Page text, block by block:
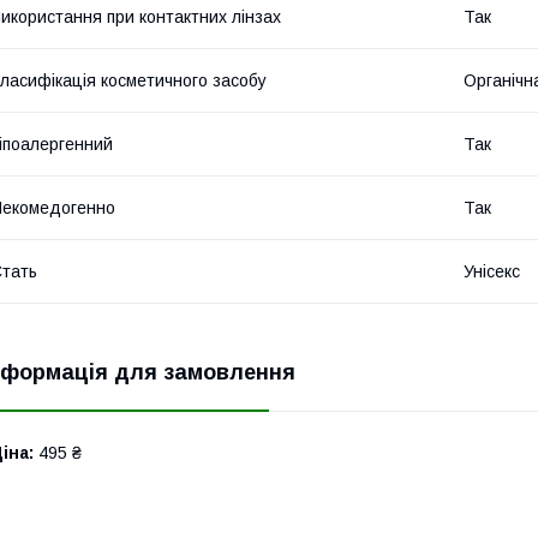
при контактних лінзах Так
косметичного засобу
Так
Так
Унісекс
для замовлення
495 ₴